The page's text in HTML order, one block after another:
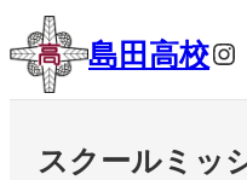
を
島田高校
スクールミッ